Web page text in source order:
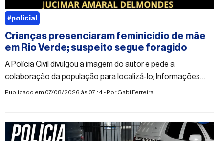
Crianças presenciaram feminicídio de mãe
em Rio Verde; suspeito segue foragido
A Polícia Civil divulgou a imagem do autor e pede a
colaboração da população para localizá-lo; Informações
sobre o paradeiro do suspeito podem ser repassadas de
Publicado em 07/08/2026 às 07:14 - PorGabi Ferreira
#policial